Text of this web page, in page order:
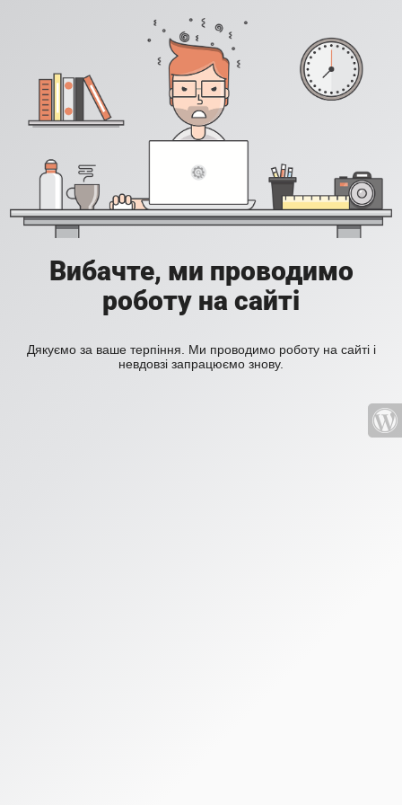
Вибачте, ми проводимо
роботу на сайті
Дякуємо за ваше терпіння. Ми проводимо роботу на сайті і
невдовзі запрацюємо знову.